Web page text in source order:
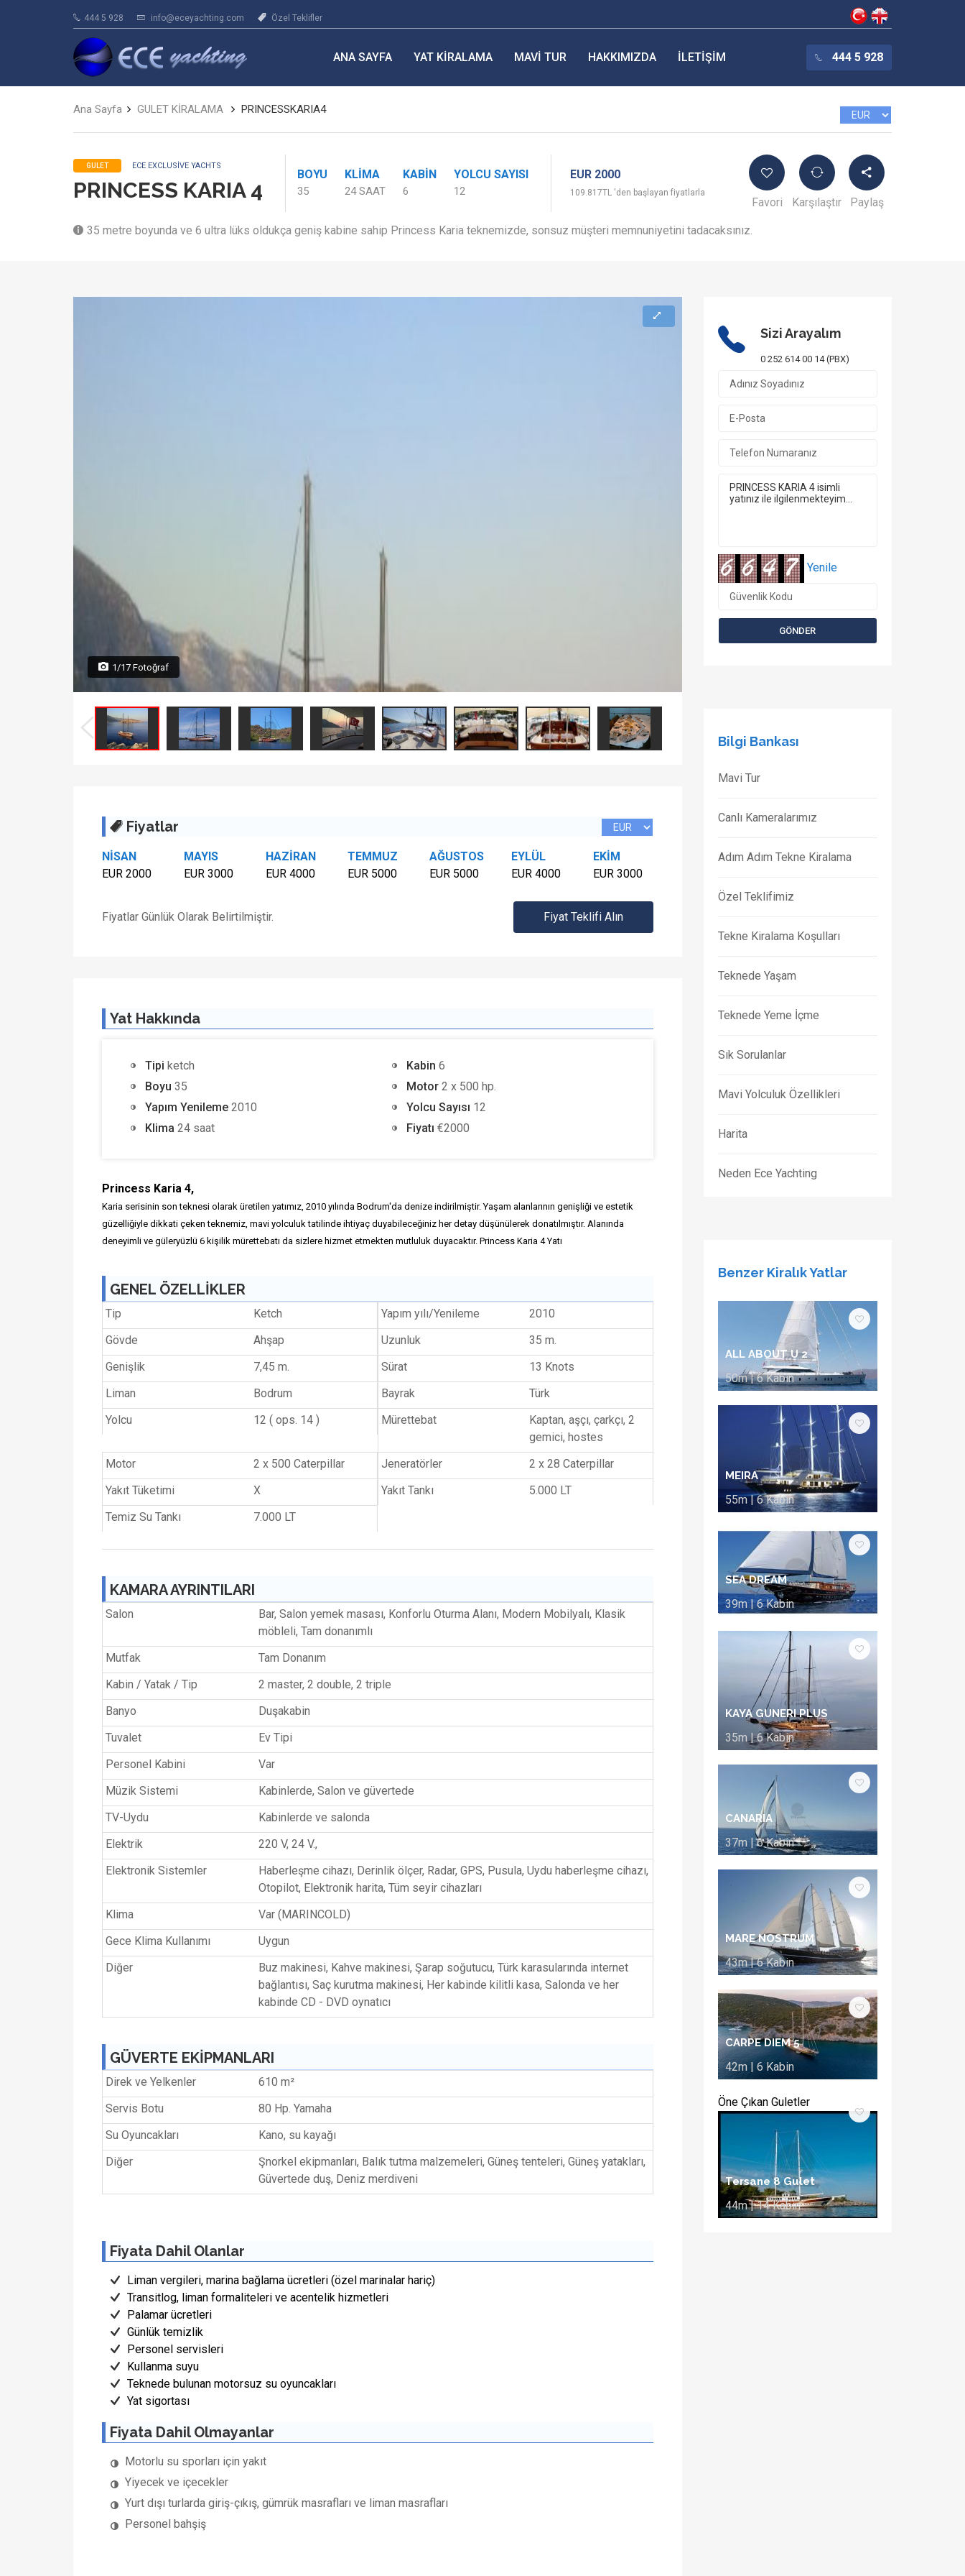
444 5 928 info@eceyachting.com Özel Teklifler
ANA SAYFA YAT KIRALAMA MAVI TUR HAKKIMIZDA İLETIŞIM 444 5 928
Ana Sayfa GULET KİRALAMA PRINCESSKARIA4
GULET ECE EXCLUSIVE YACHTS
PRINCESS KARIA 4
BOYU
35
KLIMA
24 SAAT
KABIN
6
YOLCU SAYISI
12
EUR 2000
109.817TL 'den başlayan fiyatlarla
Favori Karşılaştır Paylaş
35 metre boyunda ve 6 ultra lüks oldukça geniş kabine sahip Princess Karia teknemizde, sonsuz müşteri memnuniyetini tadacaksınız.
1/17 Fotoğraf
Fiyatlar
NİSAN
EUR 2000
MAYIS
EUR 3000
HAZİRAN
EUR 4000
TEMMUZ
EUR 5000
AĞUSTOS
EUR 5000
EYLÜL
EUR 4000
EKİM
EUR 3000
Fiyatlar Günlük Olarak Belirtilmiştir. Fiyat Teklifi Alın
Yat Hakkında
Tipi ketch
Boyu 35
Yapım Yenileme 2010
Klima 24 saat
Kabin 6
Motor2 x 500 hp.
Yolcu Sayısı 12
Fiyatı €2000
Princess Karia 4,
Karia serisinin son teknesi olarak üretilen yatımız, 2010 yılında Bodrum'da denize indirilmiştir. Yaşam alanlarının genişliği ve estetik
güzelliğiyle dikkati çeken teknemiz, mavi yolculuk tatilinde ihtiyaç duyabileceğiniz her detay düşünülerek donatılmıştır. Alanında
deneyimli ve güleryüzlü 6 kişilik mürettebatı da sizlere hizmet etmekten mutluluk duyacaktır. Princess Karia 4 Yatı
GENEL ÖZELLİKLER
Tip Ketch Yapım yılı/Yenileme
2010
Gövde
Ahşap Uzunluk
35 m.
Genişlik
7,45 m. Sürat
13 Knots
Liman
Bodrum Bayrak
Türk
Yolcu
12 ( ops. 14 ) Mürettebat
Kaptan, aşçı, çarkçı, 2
gemici, hostes
Motor
2 x 500 Caterpillar Jeneratörler
2 x 28 Caterpillar
Yakıt Tüketimi
X Yakıt Tankı
5.000 LT
Temiz Su Tankı
7.000 LT
KAMARA AYRINTILARI
Salon
Bar, Salon yemek masası, Konforlu Oturma Alanı, Modern Mobilyalı, Klasik
möbleli, Tam donanımlı
Mutfak
Tam Donanım
Kabin / Yatak / Tip
2 master, 2 double, 2 triple
Banyo
Duşakabin
Tuvalet
Ev Tipi
Personel Kabini
Var
Müzik Sistemi
Kabinlerde, Salon ve güvertede
TV-Uydu
Kabinlerde ve salonda
Elektrik
220 V, 24 V.,
Elektronik Sistemler
Haberleşme cihazı, Derinlik ölçer, Radar, GPS, Pusula, Uydu haberleşme cihazı,
Otopilot, Elektronik harita, Tüm seyir cihazları
Klima
Var (MARINCOLD)
Gece Klima Kullanımı
Uygun
Diğer
Buz makinesi, Kahve makinesi, Şarap soğutucu, Türk karasularında internet
bağlantısı, Saç kurutma makinesi, Her kabinde kilitli kasa, Salonda ve her
kabinde CD - DVD oynatıcı
GÜVERTE EKİPMANLARI
Direk ve Yelkenler
610 m²
Servis Botu
80 Hp. Yamaha
Su Oyuncakları
Kano, su kayağı
Diğer
Şnorkel ekipmanları, Balık tutma malzemeleri, Güneş tenteleri, Güneş yatakları,
Güvertede duş, Deniz merdiveni
Fiyata Dahil Olanlar
Liman vergileri, marina bağlama ücretleri (özel marinalar hariç)
Transitlog, liman formaliteleri ve acentelik hizmetleri
Palamar ücretleri
Günlük temizlik
Personel servisleri
Kullanma suyu
Teknede bulunan motorsuz su oyuncakları
Yat sigortası
Fiyata Dahil Olmayanlar
Motorlu su sporları için yakıt
Yiyecek ve içecekler
Yurt dışı turlarda giriş-çıkış, gümrük masrafları ve liman masrafları
Personel bahşiş
Sizi Arayalım
0 252 614 00 14 (PBX)
Yenile
Bilgi Bankası
Mavi Tur
Canlı Kameralarımız
Adım Adım Tekne Kiralama
Özel Teklifimiz
Tekne Kiralama Koşulları
Teknede Yaşam
Teknede Yeme İçme
Sık Sorulanlar
Mavi Yolculuk Özellikleri
Harita
Neden Ece Yachting
Benzer Kiralık Yatlar
ALL ABOUT U 2
50m | 6 Kabin
MEIRA
55m | 6 Kabin
SEA DREAM
39m | 6 Kabin
KAYA GUNERI PLUS
35m | 6 Kabin
CANARIA
37m | 6 Kabin
MARE NOSTRUM
43m | 6 Kabin
CARPE DIEM 5
42m | 6 Kabin
Öne Çıkan Guletler
Tersane 8 Gulet
44m | 14 Kabin